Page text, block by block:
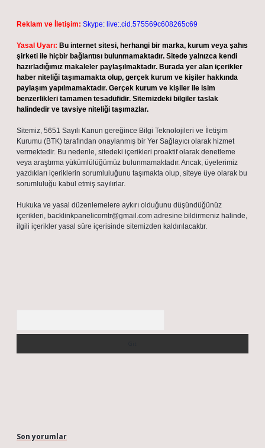
Reklam ve İletişim: Skype: live:.cid.575569c608265c69
Yasal Uyarı: Bu internet sitesi, herhangi bir marka, kurum veya şahıs
şirketi ile hiçbir bağlantısı bulunmamaktadır. Sitede yalnızca kendi
hazırladığımız makaleler paylaşılmaktadır. Burada yer alan içerikler
haber niteliği taşımamakta olup, gerçek kurum ve kişiler hakkında
paylaşım yapılmamaktadır. Gerçek kurum ve kişiler ile isim
benzerlikleri tamamen tesadüfidir. Sitemizdeki bilgiler taslak
halindedir ve tavsiye niteliği taşımazlar.
Sitemiz, 5651 Sayılı Kanun gereğince Bilgi Teknolojileri ve İletişim
Kurumu (BTK) tarafından onaylanmış bir Yer Sağlayıcı olarak hizmet
vermektedir. Bu nedenle, sitedeki içerikleri proaktif olarak denetleme
veya araştırma yükümlülüğümüz bulunmamaktadır. Ancak, üyelerimiz
yazdıkları içeriklerin sorumluluğunu taşımakta olup, siteye üye olarak bu
sorumluluğu kabul etmiş sayılırlar.
Hukuka ve yasal düzenlemelere aykırı olduğunu düşündüğünüz
içerikleri, backlinkpanelicomtr@gmail.com adresine bildirmeniz halinde,
ilgili içerikler yasal süre içerisinde sitemizden kaldırılacaktır.
Son yorumlar